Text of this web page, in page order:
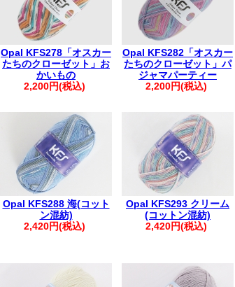
Opal KFS278「オスカー
たちのクローゼット」お
かいもの
2,200円(税込)
Opal KFS282「オスカー
たちのクローゼット」パ
ジャマパーティー
2,200円(税込)
Opal KFS288 海(コット
ン混紡)
2,420円(税込)
Opal KFS293 クリーム
(コットン混紡)
2,420円(税込)